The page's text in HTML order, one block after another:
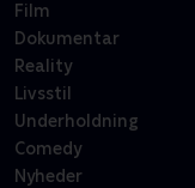
Film
Dokumentar
Reality
Livsstil
Underholdning
Comedy
Nyheder